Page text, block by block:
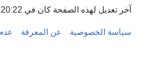
آخر تعديل لهذه الصفحة كان في 20:22, 8 أغسطس 2010.
سياسة الخصوصية عن المعرفة